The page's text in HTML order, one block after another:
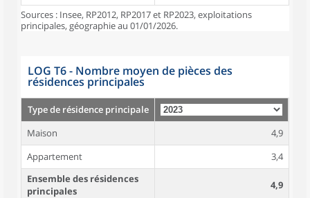
Sources : Insee, RP2012, RP2017 et RP2023, exploitations
principales, géographie au 01/01/2026.
LOG T6 - Nombre moyen de pièces des
résidences principales
Type de résidence principale
Maison
4,9
Appartement
3,4
Ensemble des résidences
principales
4,9